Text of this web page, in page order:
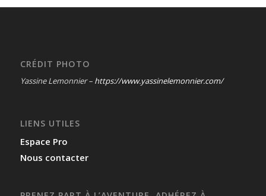
CRÉDIT PHOTO
Yassine Lemonnier – https://www.yassinelemonnier.com/
LIENS UTILES
Espace Pro
Nous contacter